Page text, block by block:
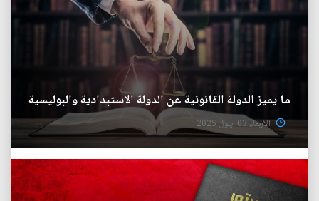
ما يميز الدولة القانونية عن الدولة الاستبدادية والبوليسية
الأربعاء 03 ايلول 2025